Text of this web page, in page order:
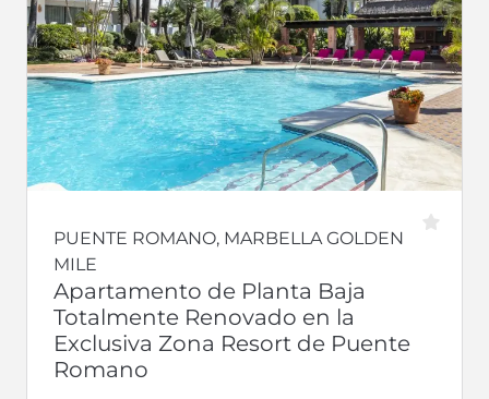
PUENTE ROMANO, MARBELLA GOLDEN
MILE
Apartamento de Planta Baja
Totalmente Renovado en la
Exclusiva Zona Resort de Puente
Romano